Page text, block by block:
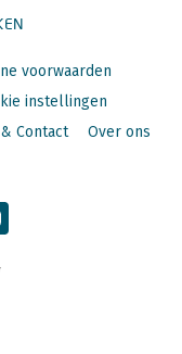
voorwaarden
instellingen
Contact Over ons